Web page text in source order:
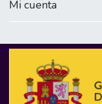
Mi cuenta